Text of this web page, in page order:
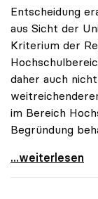
Entscheidung
aus Sicht der
Kriterium der
daher auch
im Bereich
Begründung
ORF-
...weiterlesen